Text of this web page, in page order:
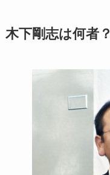
木下剛志は何者？